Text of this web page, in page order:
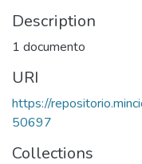
Description
1 documento
URI
https://
50697
Collections